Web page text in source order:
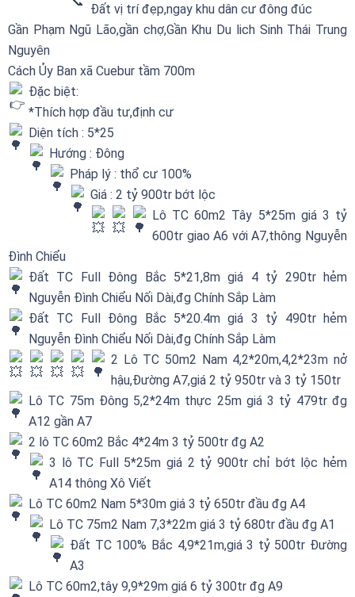
Đất vị trí đẹp,ngay khu dân cư đông đúc
Gần Phạm Ngũ Lão,gần chợ,Gần Khu Du lich Sinh Thái Trung
Nguyên
Cách Ủy Ban xã Cuebur tầm 700m
Đặc biệt:
*Thích hợp đầu tư,định cư
Diện tích : 5*25
Hướng : Đông
Pháp lý : thổ cư 100%
Giá : 2 tỷ 900tr bớt lộc
Lô TC 60m2 Tây 5*25m giá 3 tỷ
600tr giao A6 với A7,thông Nguyễn
Đình Chiểu
Đất TC Full Đông Bắc 5*21,8m giá 4 tỷ 290tr hẻm
Nguyễn Đình Chiểu Nối Dài,đg Chính Sắp Làm
Đất TC Full Đông Bắc 5*20.4m giá 3 tỷ 490tr hẻm
Nguyễn Đình Chiểu Nối Dài,đg Chính Sắp Làm
2 Lô TC 50m2 Nam 4,2*20m,4,2*23m nở
hậu,Đường A7,giá 2 tỷ 950tr và 3 tỷ 150tr
Lô TC 75m Đông 5,2*24m thực 25m giá 3 tỷ 479tr đg
A12 gần A7
2 lô TC 60m2 Bắc 4*24m 3 tỷ 500tr đg A2
3 lô TC Full 5*25m giá 2 tỷ 900tr chỉ bớt lộc hẻm
A14 thông Xô Viết
Lô TC 60m2 Nam 5*30m giá 3 tỷ 650tr đầu đg A4
Lô TC 75m2 Nam 7,3*22m giá 3 tỷ 680tr đầu đg A1
Đất TC 100% Bắc 4,9*21m,giá 3 tỷ 500tr Đường
A3
Lô TC 60m2,tây 9,9*29m giá 6 tỷ 300tr đg A9